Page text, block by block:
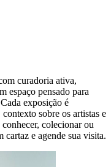
curadoria ativa,
espaço pensado para
exposição é
sobre os artistas e
colecionar ou
cartaz e agende sua visita.